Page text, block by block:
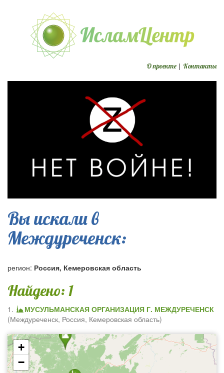
О проекте | Контакты
Вы искали в
Междуреченск:
регион: Россия, Кемеровская область
Найдено: 1
1.
МУСУЛЬМАНСКАЯ ОРГАНИЗАЦИЯ Г. МЕЖДУРЕЧЕНСК
(Междуреченск, Россия, Кемеровская область)
+
−